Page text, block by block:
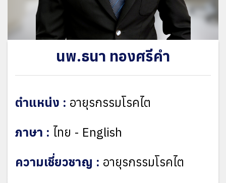
นพ.ธนา ทองศรีคำ
ตำแหน่ง : อายุรกรรมโรคไต
ภาษา : ไทย - English
ความเชี่ยวชาญ : อายุรกรรมโรคไต